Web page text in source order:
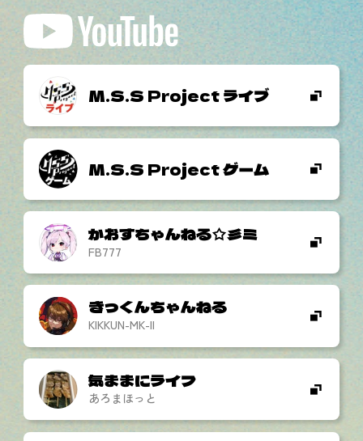
M.S.S Project ライブ
M.S.S Project ゲーム
かおすちゃんねる☆彡ミ
FB777
きっくんちゃんねる
KIKKUN-MK-II
気ままにライフ
あろまほっと